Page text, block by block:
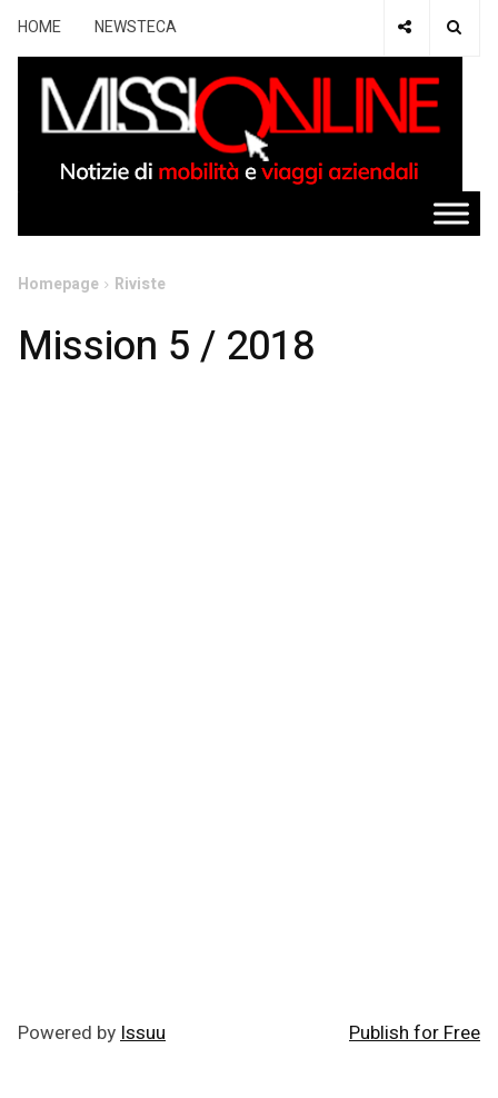
HOME NEWSTECA
Homepage Riviste
Mission 5 / 2018
Powered byIssuu Publish for Free